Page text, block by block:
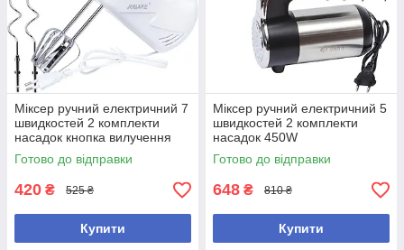
Міксер ручний електричний 7
швидкостей 2 комплекти
насадок кнопка вилучення
насадок 100W
Готово до відправки
420 ₴ 525 ₴
Купити
Міксер ручний електричний 5
швидкостей 2 комплекти
насадок 450W
Готово до відправки
648 ₴ 810 ₴
Купити